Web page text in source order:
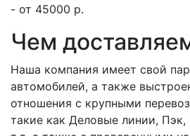
- от 45000 р.
Чем
Наша компания имеет свой
автомобилей, а также
отношения с крупными
такие как Деловые линии, Пэк,